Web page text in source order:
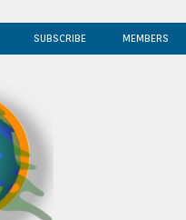
SUBSCRIBE MEMBERS